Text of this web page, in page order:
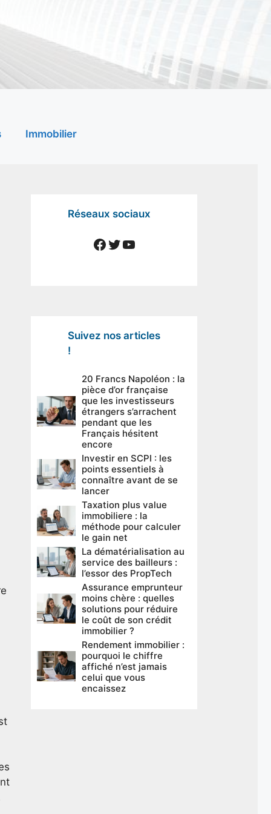
Immobilier
Réseaux sociaux
Facebook
Twitter
YouTube
Suivez nos articles
!
20 Francs Napoléon : la
pièce d’or française
que les investisseurs
étrangers s’arrachent
pendant que les
Français hésitent
encore
Investir en SCPI : les
points essentiels à
connaître avant de se
lancer
Taxation plus value
immobiliere : la
méthode pour calculer
le gain net
La dématérialisation au
service des bailleurs :
l’essor des PropTech
Assurance emprunteur
moins chère : quelles
solutions pour réduire
le coût de son crédit
immobilier ?
Rendement immobilier :
pourquoi le chiffre
affiché n’est jamais
celui que vous
encaissez